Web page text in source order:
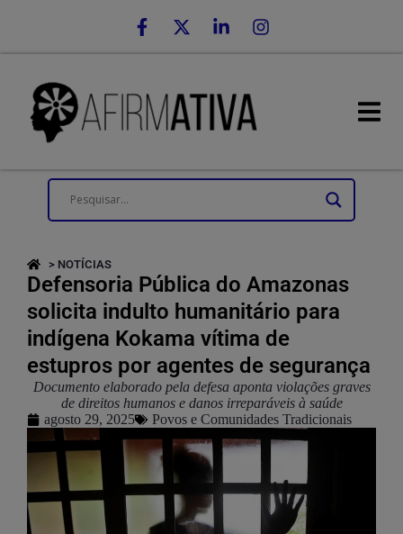
> NOTÍCIAS
Defensoria Pública do Amazonas
solicita indulto humanitário para
indígena Kokama vítima de
estupros por agentes de segurança
Documento elaborado pela defesa aponta violações graves
de direitos humanos e danos irreparáveis à saúde
agosto 29, 2025
Povos e Comunidades Tradicionais